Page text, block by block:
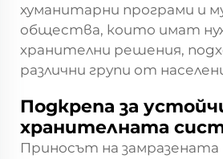
хуманитарни програми и
общества, които имат
хранителни решения,
различни групи от
Подкрепа за
хранителната
Приносът на замразената